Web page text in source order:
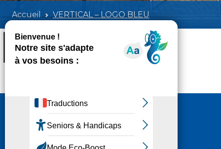
Accueil VERTICAL – LOGO BLEU
VERTICAL - LOGO BLEU
13.98 KB Format :PNG
HÔTEL DU DÉPARTEMENT
6 RUE GASTON MANENT